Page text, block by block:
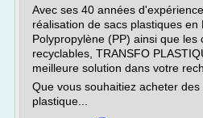
Avec ses 40 années
réalisation de sacs plastiques en
Polypropylène (PP) ainsi que
recyclables, TRANSFO
meilleure solution dans votre
Que vous souhaitiez acheter
plastique...